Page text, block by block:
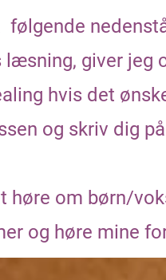
følgende
læsning, giver jeg
hvis det
og skriv dig
høre om børn/
og høre mine